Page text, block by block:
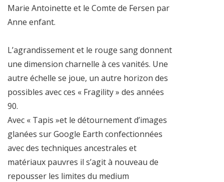
Marie Antoinette et le Comte de Fersen par
Anne enfant.
L’agrandissement et le rouge sang donnent
une dimension charnelle à ces vanités. Une
autre échelle se joue, un autre horizon des
possibles avec ces « Fragility » des années
90.
Avec « Tapis »et le détournement d’images
glanées sur Google Earth confectionnées
avec des techniques ancestrales et
matériaux pauvres il s’agit à nouveau de
repousser les limites du medium